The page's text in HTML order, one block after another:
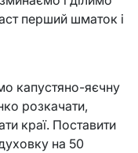
перший шматок і
капустяно-яєчну
розкачати,
краї. Поставити
духовку на 50